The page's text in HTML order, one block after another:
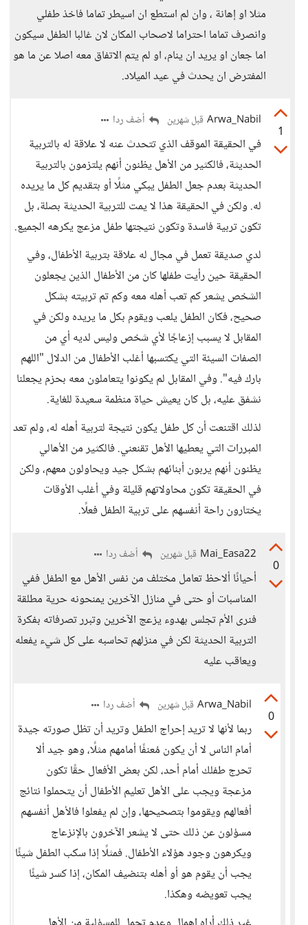
مثلا او إهانة ، وان لم استطع ان اسيطر تماما فاخذ طفلي
وانصرف تماما احتراما لاصحاب المكان لان غالبا الطفل سيكون
اما جعان او يريد ان ينام، او لم يتم الاتفاق معه اصلا عن ما هو
المفترض ان يحدث في عيد الميلاد.
1
Arwa_Nabil قبل شهرين أضف ردا
في الحقيقة الموقف الذي تتحدث عنه لا علاقة له بالتربية
الحديثة، فالكثير من الأهل يظنون أنهم يلتزمون بالتربية
الحديثة بعدم جعل الطفل يبكي مثلًا أو بتقديم كل ما يريده
له. ولكن في الحقيقة هذا لا يمت للتربية الحديثة بصلة، بل
تكون تربية فاسدة وتكون نتيجتها طفل مزعج يكرهه الجميع.
لدي صديقة تعمل في مجال له علاقة بتربية الأطفال، وفي
الحقيقة حين رأيت طفلها كان من الأطفال الذين يجعلون
الشخص يشعر كم تعب أهله معه وكم تم تربيته بشكل
صحيح، فكان الطفل يلعب ويقوم بكل ما يريده ولكن في
المقابل لا يسبب إزعاجًا لأي شخص وليس لديه أي من
الصفات السيئة التي يكتسبها أغلب الأطفال من الدلال "اللهم
بارك فيه". وفي المقابل لم يكونوا يتعاملون معه بحزم يجعلنا
نشفق عليه، بل كان يعيش حياة منظمة سعيدة للغاية.
لذلك اقتنعت أن كل طفل يكون نتيجة لتربية أهله له، ولم تعد
المبررات التي يعطيها الأهل تقنعني. فالكثير من الأهالي
يظنون أنهم يربون أبنائهم بشكل جيد ويحاولون معهم، ولكن
في الحقيقة تكون محاولاتهم قليلة وفي أغلب الأوقات
يختارون راحة أنفسهم على تربية الطفل فعلًا.
0
Mai_Easa22 قبل شهرين أضف ردا
أحيانًا ألاحظ تعامل مختلف من نفس الأهل مع الطفل ففي
المناسبات أو حتى في منازل الآخرين يمنحونه حرية مطلقة
فنرى الأم تجلس بهدوء يزعج الآخرين وتبرر تصرفاته بفكرة
التربية الحديثة لكن في منزلهم تحاسبه على كل شيء يفعله
ويعاقب عليه
0
Arwa_Nabil قبل شهرين أضف ردا
ربما لأنها لا تريد إحراج الطفل وتريد أن تظل صورته جيدة
أمام الناس لا أن يكون مُعنفًا أمامهم مثلًا، وهو جيد ألا
تحرج طفلك أمام أحد، لكن بعض الأفعال حقًا تكون
مزعجة ويجب على الأهل تعليم الأطفال أن يتحملوا نتائج
أفعالهم ويقوموا بتصحيحها، وإن لم يفعلوا فالأهل أنفسهم
مسؤلون عن ذلك حتى لا يشعر الآخرون بالإنزعاج
ويكرهون وجود هؤلاء الأطفال. فمثلًا إذا سكب الطفل شيئًا
يجب أن يقوم هو أو أهله بتنضيف المكان، إذا كسر شيئًا
يجب تعويضه وهكذا.